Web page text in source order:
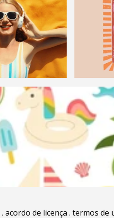
. acordo de licença . termos de